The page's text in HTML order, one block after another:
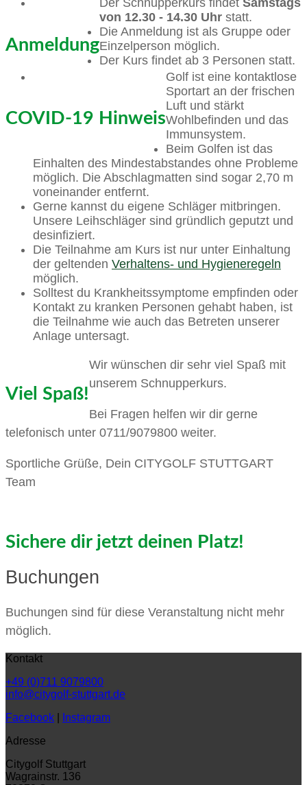
Anmeldung
von 12.30 - 14.30 Uhr statt.
Die Anmeldung ist als Gruppe oder
Einzelperson möglich.
Der Kurs findet ab 3 Personen statt.
COVID-19 Hinweis
Golf ist eine kontaktlose
Sportart an der frischen
Luft und stärkt
Wohlbefinden und das
Immunsystem.
Beim Golfen ist das
Einhalten des Mindestabstandes ohne Probleme
möglich. Die Abschlagmatten sind sogar 2,70 m
voneinander entfernt.
Gerne kannst du eigene Schläger mitbringen.
Unsere Leihschläger sind gründlich geputzt und
desinfiziert.
Die Teilnahme am Kurs ist nur unter Einhaltung
der geltenden Verhaltens- und Hygieneregeln
möglich.
Solltest du Krankheitssymptome empfinden oder
Kontakt zu kranken Personen gehabt haben, ist
die Teilnahme wie auch das Betreten unserer
Anlage untersagt.
Viel Spaß!
Wir wünschen dir sehr viel Spaß mit
unserem Schnupperkurs.
Bei Fragen helfen wir dir gerne
telefonisch unter 0711/9079800 weiter.
Sportliche Grüße, Dein CITYGOLF STUTTGART
Team
Sichere dir jetzt deinen Platz!
Buchungen
Buchungen sind für diese Veranstaltung nicht mehr
möglich.
Kontakt
+49 (0)711 9079800
info@citygolf-stuttgart.de
Facebook
Instagram
Adresse
Citygolf Stuttgart
Wagrainstr. 136